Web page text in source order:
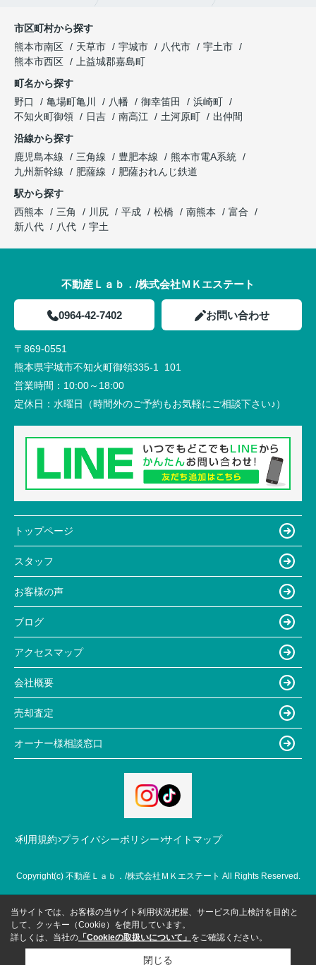
市区町村から探す
熊本市南区
天草市 宇城市 八代市
宇土市
熊本市西区
上益城郡嘉島町
町名から探す
野口
亀場町亀川 八幡 御幸笛田
浜崎町
不知火町御領
日吉 南高江 土河原町
出仲間
沿線から探す
鹿児島本線
三角線 豊肥本線
熊本市電A系統
九州新幹線
肥薩線
肥薩おれんじ鉄道
駅から探す
西熊本
三角 川尻 平成 松橋 南熊本
富合
新八代
八代 宇土
不動産Ｌａｂ．/株式会社ＭＫエステート
0964-42-7402 お問い合わせ
〒869-0551
熊本県宇城市不知火町御領335-1 101
営業時間： 10:00～18:00
定休日： 水曜日（時間外のご予約もお気軽にご相談下さい♪）
トップページ
スタッフ
お客様の声
ブログ
アクセスマップ
会社概要
売却査定
オーナー様相談窓口
利用規約 プライバシーポリシー サイトマップ
Copyright(c) 不動産Ｌａｂ．/株式会社ＭＫエステート All Rights Reserved.
当サイトでは、お客様の当サイト利用状況把握、サービス向上検討を目的と
して、クッキー（Cookie）を使用しています。
詳しくは、当社の 「Cookieの取扱いについて」 をご確認ください。
閉じる